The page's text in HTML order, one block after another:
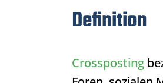
Definition
Crossposting